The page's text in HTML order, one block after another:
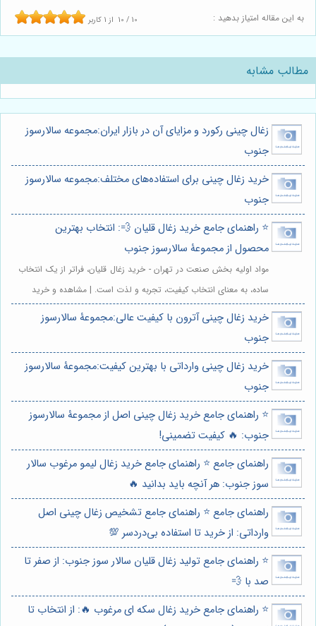
به این مقاله امتیاز بدهید : 10 / 10 از 1 کاربر
مطالب مشابه
زغال چینی رکورد و مزایای آن در بازار ایران:مجموعه سالارسوز
جنوب
خرید زغال چینی برای استفاده‌های مختلف:مجموعه سالارسوز
جنوب
⭐️ راهنمای جامع خرید زغال قلیان 💨: انتخاب بهترین
محصول از مجموعۀ سالارسوز جنوب
مواد اولیه بخش صنعت در تهران - خرید زغال قلیان، فراتر از یک انتخاب
ساده، به معنای انتخاب کیفیت، تجربه و لذت است. | مشاهده و خرید
خرید زغال چینی آترون با کیفیت عالی:مجموعۀ سالارسوز
جنوب
خرید زغال چینی وارداتی با بهترین کیفیت:مجموعۀ سالارسوز
جنوب
⭐️ راهنمای جامع خرید زغال چینی اصل از مجموعۀ سالارسوز
جنوب: 🔥 کیفیت تضمینی!
راهنمای جامع ⭐️ راهنمای جامع خرید زغال لیمو مرغوب سالار
سوز جنوب: هر آنچه باید بدانید 🔥
راهنمای جامع ⭐️ راهنمای جامع تشخیص زغال چینی اصل
وارداتی: از خرید تا استفاده بی‌دردسر 💯
⭐️ راهنمای جامع تولید زغال قلیان سالار سوز جنوب: از صفر تا
صد با 💨
⭐️ راهنمای جامع خرید زغال سکه ای مرغوب 🔥: از انتخاب تا